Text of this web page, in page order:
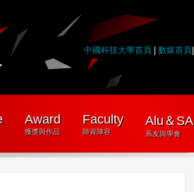
中國科技大學首頁 數媒首頁
Award
獲獎與作品
Faculty
師資陣容
Alu＆SA
系友與學會